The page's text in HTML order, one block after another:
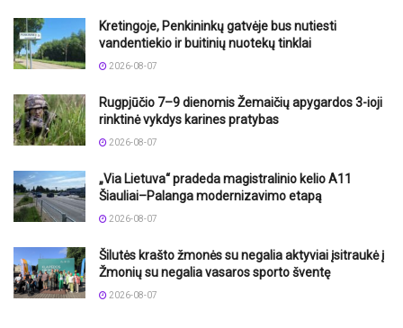
Kretingoje, Penkininkų gatvėje bus nutiesti
vandentiekio ir buitinių nuotekų tinklai
2026-08-07
Rugpjūčio 7–9 dienomis Žemaičių apygardos 3-ioji
rinktinė vykdys karines pratybas
2026-08-07
„Via Lietuva“ pradeda magistralinio kelio A11
Šiauliai–Palanga modernizavimo etapą
2026-08-07
Šilutės krašto žmonės su negalia aktyviai įsitraukė į
Žmonių su negalia vasaros sporto šventę
2026-08-07